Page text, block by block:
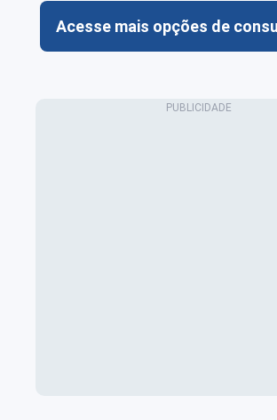
Acesse mais opções de